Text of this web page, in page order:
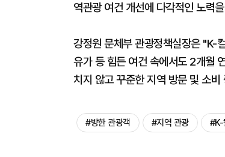
역관광 여건 개선에 다각적인 노력
강정원 문체부 관광정책실장은 "K-
유가 등 힘든 여건 속에서도 2개월
치지 않고 꾸준한 지역 방문 및 소
#방한 관광객 #지역 관광 #K-